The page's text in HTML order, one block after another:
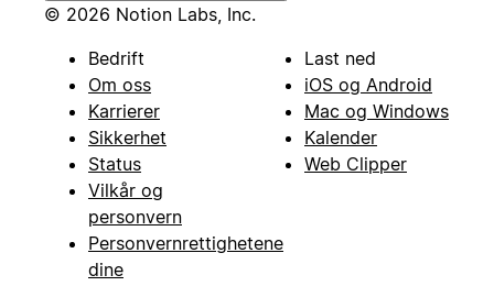
© 2026 Notion Labs, Inc.
Bedrift
Om oss
Karrierer
Sikkerhet
Status
Vilkår og
personvern
Personvernrettighetene
dine
Last ned
iOS og Android
Mac og Windows
Kalender
Web Clipper